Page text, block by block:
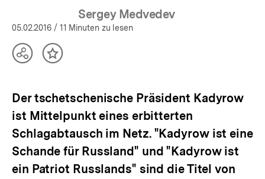
Sergey Medvedev
05.02.2016 / 11 Minuten zu lesen
TeilenInhalt
Der tschetschenische Präsident Kadyrow
ist Mittelpunkt eines erbitterten
Schlagabtausch im Netz. "Kadyrow ist eine
Schande für Russland" und "Kadyrow ist
ein Patriot Russlands" sind die Titel von